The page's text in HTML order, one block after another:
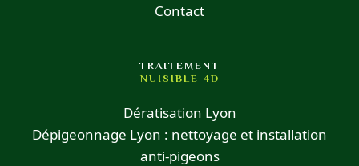
Contact
TRAITEMENT
NUISIBLE 4D
Dératisation Lyon
Dépigeonnage Lyon : nettoyage et installation
anti-pigeons